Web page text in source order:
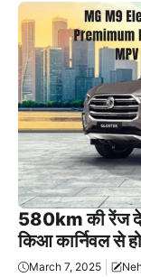
580km की रेंज
किआ कार्निवल से
March 7, 2025